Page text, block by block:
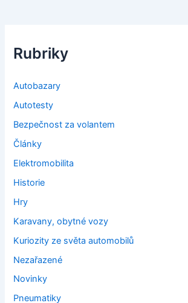
Rubriky
Autobazary
Autotesty
Bezpečnost za volantem
Články
Elektromobilita
Historie
Hry
Karavany, obytné vozy
Kuriozity ze světa automobilů
Nezařazené
Novinky
Pneumatiky